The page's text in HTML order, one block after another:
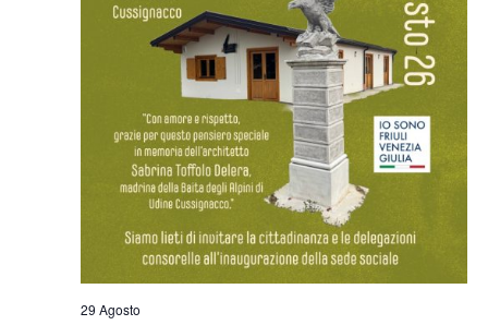
29 Agosto